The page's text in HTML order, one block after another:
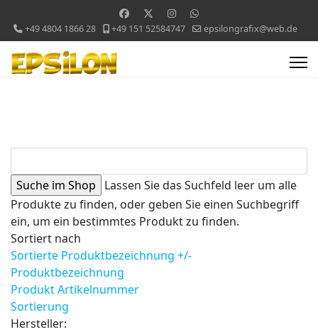
+49 4804 1866 28 +49 151 52584747 epsilongrafix@web.de
Lassen Sie das Suchfeld leer um alle
Produkte zu finden, oder geben Sie einen Suchbegriff
ein, um ein bestimmtes Produkt zu finden.
Sortiert nach
Sortierte Produktbezeichnung +/-
Produktbezeichnung
Produkt Artikelnummer
Sortierung
Hersteller: